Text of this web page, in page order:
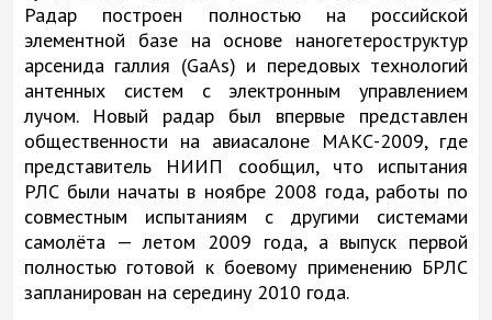
Радар построен полностью на российской
элементной базе на основе наногетероструктур
арсенида галлия (GaAs) и передовых технологий
антенных систем с электронным управлением
лучом. Новый радар был впервые представлен
общественности на авиасалоне МАКС-2009, где
представитель НИИП сообщил, что испытания
РЛС были начаты в ноябре 2008 года, работы по
совместным испытаниям с другими системами
самолёта — летом 2009 года, а выпуск первой
полностью готовой к боевому применению БРЛС
запланирован на середину 2010 года.